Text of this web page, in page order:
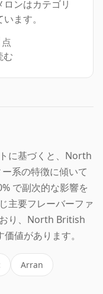
ンはカテゴリ
ます。
点
む
に基づくと、North
系の特徴に傾いて
で副次的な影響を
主要フレーバーファ
り、North British
値があります。
Arran